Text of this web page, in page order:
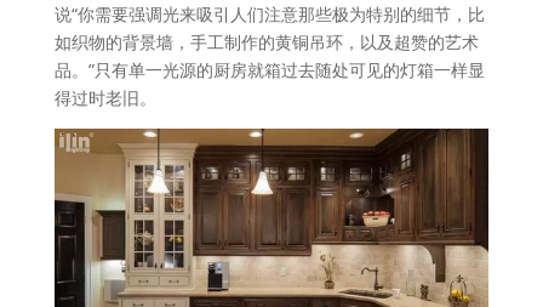
说“你需要强调光来吸引人们注意那些极为特别的细节，比
如织物的背景墙，手工制作的黄铜吊环，以及超赞的艺术
品。”只有单一光源的厨房就箱过去随处可见的灯箱一样显
得过时老旧。